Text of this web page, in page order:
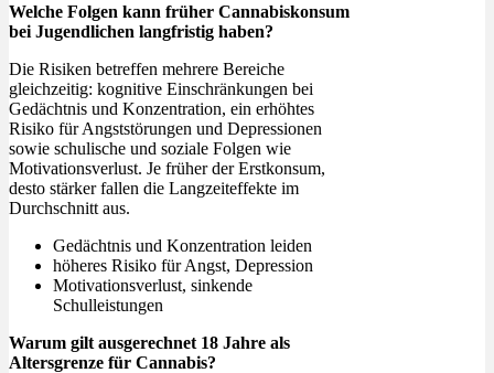
Welche Folgen kann früher Cannabiskonsum
bei Jugendlichen langfristig haben?
Die Risiken betreffen mehrere Bereiche
gleichzeitig: kognitive Einschränkungen bei
Gedächtnis und Konzentration, ein erhöhtes
Risiko für Angststörungen und Depressionen
sowie schulische und soziale Folgen wie
Motivationsverlust. Je früher der Erstkonsum,
desto stärker fallen die Langzeiteffekte im
Durchschnitt aus.
Gedächtnis und Konzentration leiden
höheres Risiko für Angst, Depression
Motivationsverlust, sinkende
Schulleistungen
Warum gilt ausgerechnet 18 Jahre als
Altersgrenze für Cannabis?